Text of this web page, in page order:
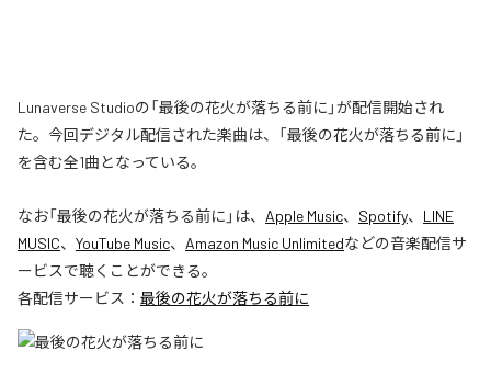
Lunaverse Studioの「最後の花火が落ちる前に」が配信開始され
た。今回デジタル配信された楽曲は、「最後の花火が落ちる前に」
を含む全1曲となっている。
なお「最後の花火が落ちる前に 」は、 Apple Music、 Spotify、 LINE
MUSIC、 YouTube Music、 Amazon Music Unlimitedなどの音楽配信サ
ービスで聴くことができる。
各配信サービス： 最後の花火が落ちる前に